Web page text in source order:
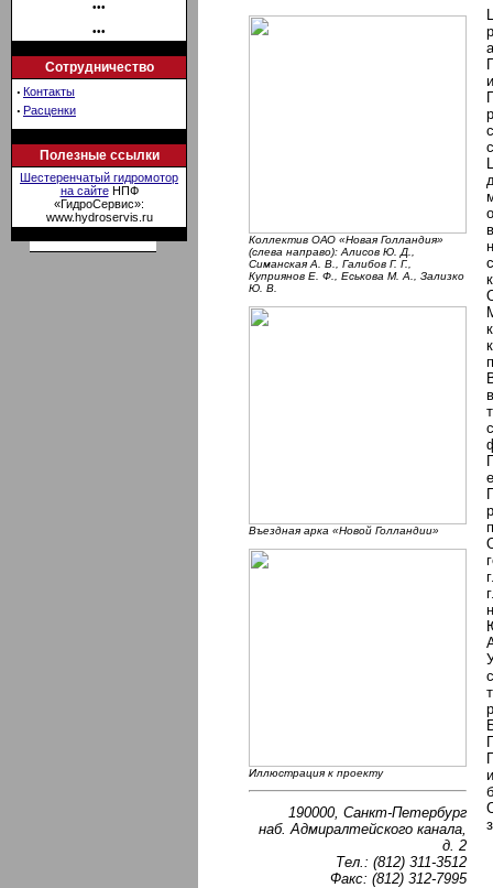
•••
•••
Сотрудничество
· Контакты
· Расценки
Полезные ссылки
Шестеренчатый гидромотор
на сайтеНПФ
«ГидроСервис»:
www.hydroservis.ru
Коллектив ОАО «Новая Голландия»
(слева направо): Алисов Ю. Д.,
Симанская А. В., Галибов Г. Г.,
Куприянов Е. Ф., Еськова М. А., Зализко
Ю. В.
Въездная арка «Новой Голландии»
Иллюстрация к проекту
190000, Санкт-Петербург
наб. Адмиралтейского канала,
д. 2
Тел.: (812) 311-3512
Факс: (812) 312-7995